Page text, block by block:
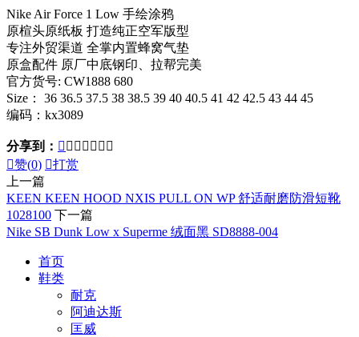
Nike Air Force 1 Low 手绘涂鸦
原楦头原纸板 打造纯正空军版型
专注外贸渠道 全掌内置蜂窝气垫
原盒配件 原厂中底钢印、拉帮完美
官方货号: CW1888 680
Size： 36 36.5 37.5 38 38.5 39 40 40.5 41 42 42.5 43 44 45
编码：kx3089
分享到：       
赞(0) 打赏
上一篇
KEEN KEEN HOOD NXIS PULL ON WP 舒适耐磨防滑短靴
1028100 下一篇
Nike SB Dunk Low x Superme 绒面黑 SD8888-004
首页
鞋类
耐克
阿迪达斯
匡威